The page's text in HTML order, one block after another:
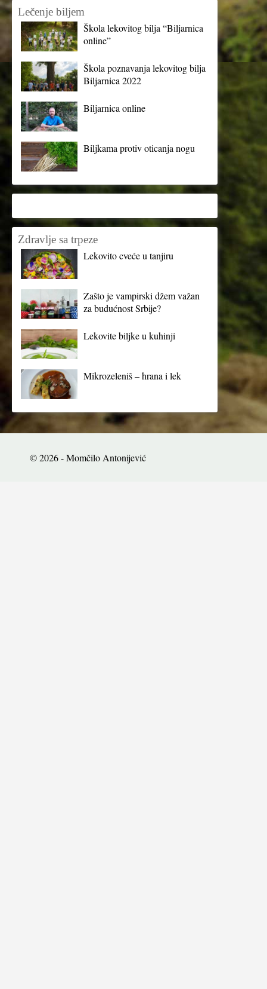
Lečenje biljem
Škola lekovitog bilja “Biljarnica
online”
Škola poznavanja lekovitog bilja
Biljarnica 2022
Biljarnica online
Biljkama protiv oticanja nogu
Zdravlje sa trpeze
Lekovito cveće u tanjiru
Zašto je vampirski džem važan
za budućnost Srbije?
Lekovite biljke u kuhinji
Mikrozeleniš – hrana i lek
© 2026 - Momčilo Antonijević